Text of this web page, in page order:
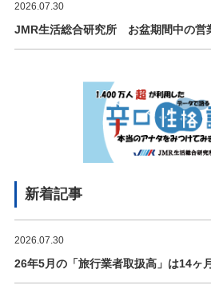
2026.07.30
JMR生活総合研究所 お盆期間中の営
新着記事
2026.07.30
26年5月の「旅行業者取扱高」は14ヶ